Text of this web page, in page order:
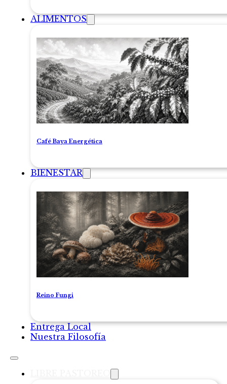
ALIMENTOS
Café Baya Energética
BIENESTAR
Reino Fungi
Entrega Local
Nuestra Filosofía